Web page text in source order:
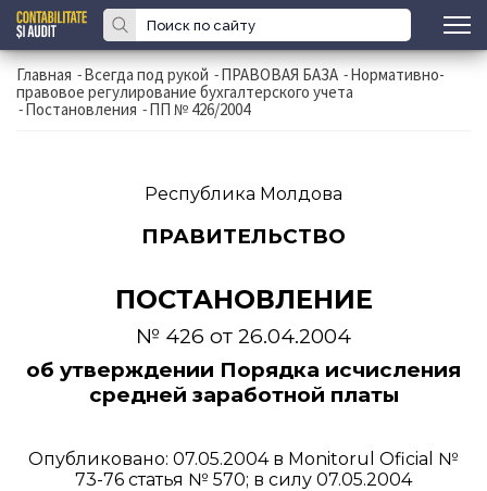
Главная -Всегда под рукой -ПРАВОВАЯ БАЗА -Нормативно-
правовое регулирование бухгалтерского учета
-Постановления -ПП № 426/2004
Республика Молдова
ПРАВИТЕЛЬСТВО
ПОСТАНОВЛЕНИЕ
№ 426 от 26.04.2004
об утверждении Порядка исчисления
средней заработной платы
Опубликовано: 07.05.2004 в Monitorul Oficial №
73-76 статья № 570; в силу 07.05.2004